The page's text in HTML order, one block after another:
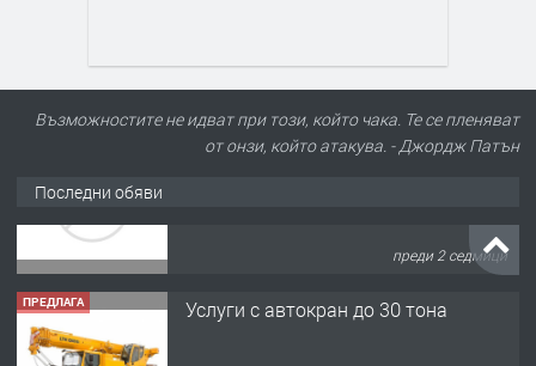
Възможностите не идват при този, който чака. Те се пленяват
от онзи, който атакува. - Джордж Патън
Последни обяви
ПРЕДЛАГА